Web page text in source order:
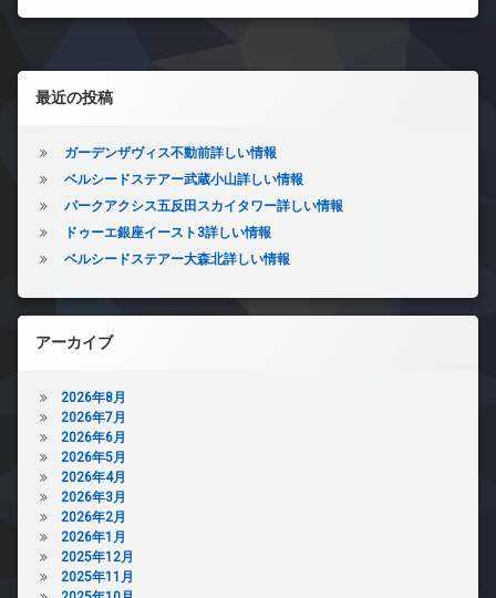
左サイドバー
最近の投稿
ガーデンザヴィス不動前詳しい情報
ベルシードステアー武蔵小山詳しい情報
パークアクシス五反田スカイタワー詳しい情報
ドゥーエ銀座イースト3詳しい情報
ベルシードステアー大森北詳しい情報
アーカイブ
2026年8月
2026年7月
2026年6月
2026年5月
2026年4月
2026年3月
2026年2月
2026年1月
2025年12月
2025年11月